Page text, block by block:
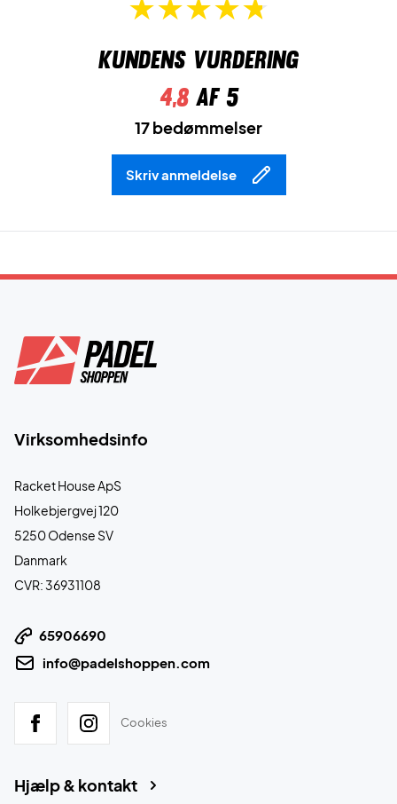
Kundens vurdering
4,8af 5
17 bedømmelser
Skriv anmeldelse
Virksomhedsinfo
Racket House ApS
Holkebjergvej 120
5250 Odense SV
Danmark
CVR: 36931108
65906690
info@padelshoppen.com
Cookies
Hjælp & kontakt